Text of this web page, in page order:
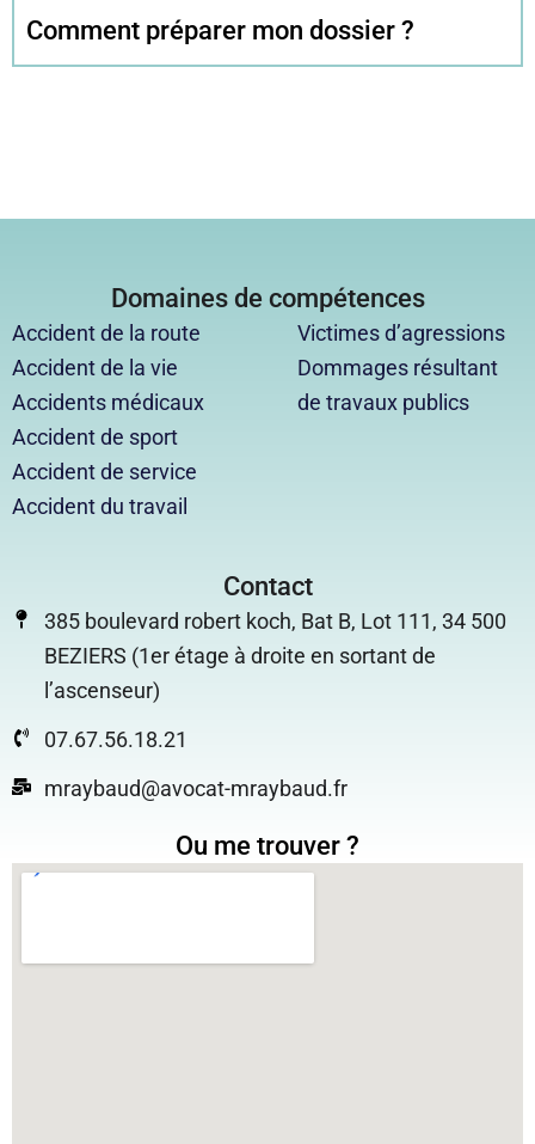
Comment préparer mon dossier ?
Domaines de compétences
Accident de la route
Accident de la vie
Accidents médicaux
Accident de sport
Accident de service
Accident du travail
Victimes d’agressions
Dommages résultant
de travaux publics
Contact
385 boulevard robert koch, Bat B, Lot 111, 34 500
BEZIERS (1er étage à droite en sortant de
l’ascenseur)
07.67.56.18.21
mraybaud@avocat-mraybaud.fr
Ou me trouver ?